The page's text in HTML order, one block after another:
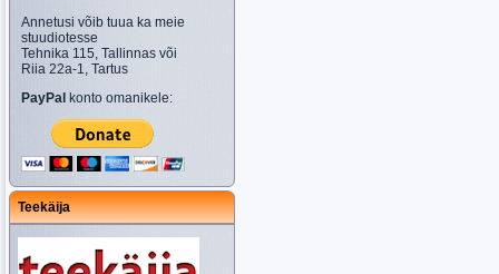
Annetusi võib tuua ka meie
stuudiotesse
Tehnika 115, Tallinnas või
Riia 22a-1, Tartus
PayPal konto omanikele:
Teekäija